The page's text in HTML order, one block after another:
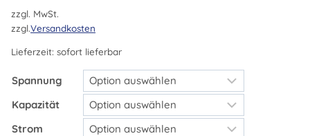
zzgl. MwSt.
zzgl.Versandkosten
Lieferzeit: sofort lieferbar
Spannung
Kapazität
Strom